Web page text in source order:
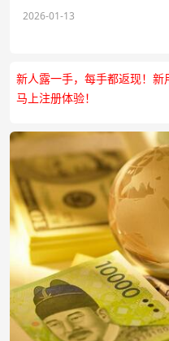
2026-01-13
新人露一手，每手都返现！新
马上注册体验！